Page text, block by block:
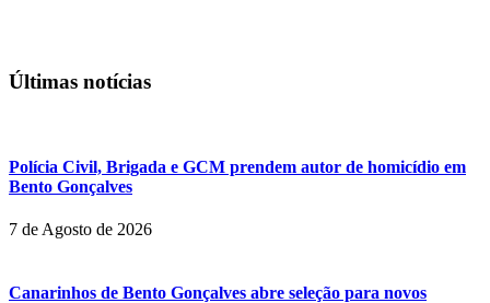
Últimas notícias
Polícia Civil, Brigada e GCM prendem autor de homicídio em
Bento Gonçalves
7 de Agosto de 2026
Canarinhos de Bento Gonçalves abre seleção para novos